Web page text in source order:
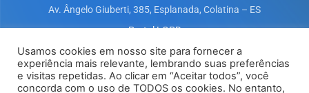
Av. Ângelo Giuberti, 385, Esplanada, Colatina – ES
Portal LGPD
Baixe nosso App
Usamos cookies em nosso site para fornecer a
experiência mais relevante, lembrando suas preferências
e visitas repetidas. Ao clicar em “Aceitar todos”, você
concorda com o uso de TODOS os cookies. No entanto,